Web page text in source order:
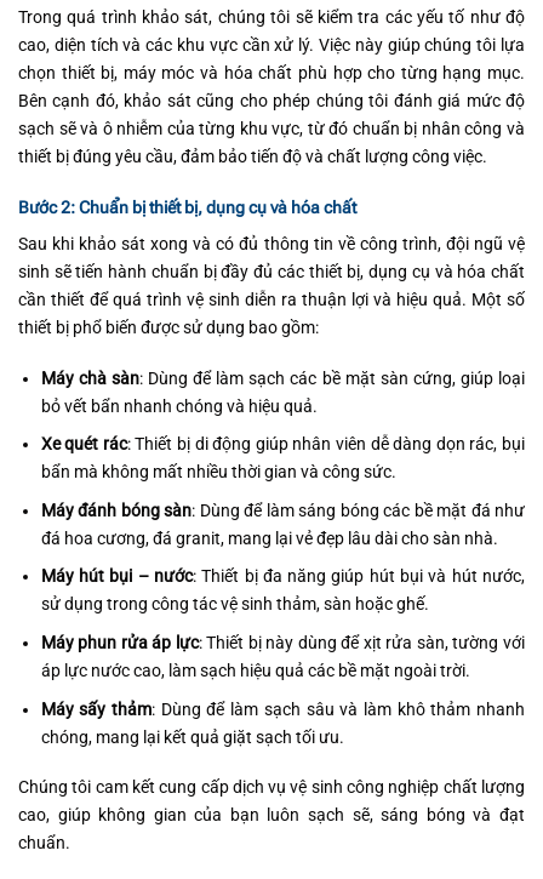
Trong quá trình khảo sát, chúng tôi sẽ kiểm tra các yếu tố như độ
cao, diện tích và các khu vực cần xử lý. Việc này giúp chúng tôi lựa
chọn thiết bị, máy móc và hóa chất phù hợp cho từng hạng mục.
Bên cạnh đó, khảo sát cũng cho phép chúng tôi đánh giá mức độ
sạch sẽ và ô nhiễm của từng khu vực, từ đó chuẩn bị nhân công và
thiết bị đúng yêu cầu, đảm bảo tiến độ và chất lượng công việc.
Bước 2: Chuẩn bị thiết bị, dụng cụ và hóa chất
Sau khi khảo sát xong và có đủ thông tin về công trình, đội ngũ vệ
sinh sẽ tiến hành chuẩn bị đầy đủ các thiết bị, dụng cụ và hóa chất
cần thiết để quá trình vệ sinh diễn ra thuận lợi và hiệu quả. Một số
thiết bị phổ biến được sử dụng bao gồm:
Máy chà sàn: Dùng để làm sạch các bề mặt sàn cứng, giúp loại
bỏ vết bẩn nhanh chóng và hiệu quả.
Xe quét rác: Thiết bị di động giúp nhân viên dễ dàng dọn rác, bụi
bẩn mà không mất nhiều thời gian và công sức.
Máy đánh bóng sàn: Dùng để làm sáng bóng các bề mặt đá như
đá hoa cương, đá granit, mang lại vẻ đẹp lâu dài cho sàn nhà.
Máy hút bụi – nước: Thiết bị đa năng giúp hút bụi và hút nước,
sử dụng trong công tác vệ sinh thảm, sàn hoặc ghế.
Máy phun rửa áp lực: Thiết bị này dùng để xịt rửa sàn, tường với
áp lực nước cao, làm sạch hiệu quả các bề mặt ngoài trời.
Máy sấy thảm: Dùng để làm sạch sâu và làm khô thảm nhanh
chóng, mang lại kết quả giặt sạch tối ưu.
Chúng tôi cam kết cung cấp dịch vụ vệ sinh công nghiệp chất lượng
cao, giúp không gian của bạn luôn sạch sẽ, sáng bóng và đạt
chuẩn.